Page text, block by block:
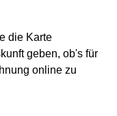
die Karte
geben, ob's für
online zu